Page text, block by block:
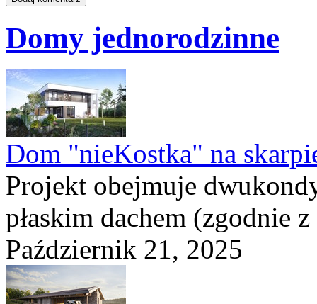
Domy jednorodzinne
Dom "nieKostka" na
Projekt obejmuje
płaskim dachem (zgodnie
Październik 21, 2025